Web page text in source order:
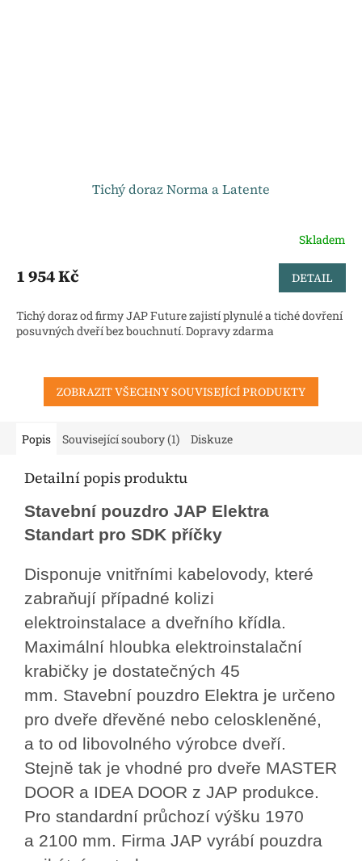
Tichý doraz Norma a Latente
Skladem
1 954 Kč DETAIL
Tichý doraz od firmy JAP Future zajistí plynulé a tiché dovření
posuvných dveří bez bouchnutí. Dopravy zdarma
ZOBRAZIT VŠECHNY SOUVISEJÍCÍ PRODUKTY
Popis Související soubory (1) Diskuze
Detailní popis produktu
Stavební pouzdro JAP Elektra
Standart pro SDK příčky
Disponuje vnitřními kabelovody, které
zabraňují případné kolizi
elektroinstalace a dveřního křídla.
Maximální hloubka elektroinstalační
krabičky je dostatečných 45
mm. Stavební pouzdro Elektra je určeno
pro dveře dřevěné nebo celoskleněné,
a to od libovolného výrobce dveří.
Stejně tak je vhodné pro dveře MASTER
DOOR a IDEA DOOR z JAP produkce.
Pro standardní průchozí výšku 1970
a 2100 mm. Firma JAP vyrábí pouzdra